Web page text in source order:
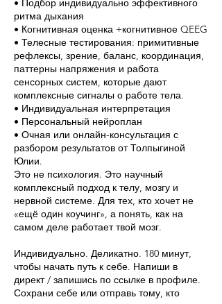
• Подбор индивидуально эффективного
ритма дыхания
• Когнитивная оценка +когнитивное QEEG
• Телесные тестирования: примитивные
рефлексы, зрение, баланс, координация,
паттерны напряжения и работа
сенсорных систем, которые дают
комплексные сигналы о работе тела.
• Индивидуальная интерпретация
• Персональный нейроплан
• Очная или онлайн-консультация с
разбором результатов от Толпыгиной
Юлии.
Это не психология. Это научный
комплексный подход к телу, мозгу и
нервной системе. Для тех, кто хочет не
«ещё один коучинг», а понять, как на
самом деле работает твой мозг.
Индивидуально. Деликатно. 180 минут,
чтобы начать путь к себе. Напиши в
директ / запишись по ссылке в профиле.
Сохрани себе или отправь тому, кто